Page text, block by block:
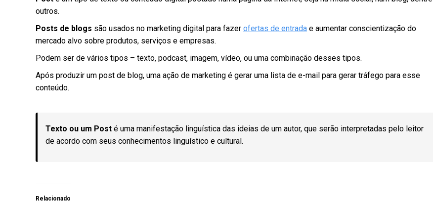
outros.
Posts de blogs são usados no marketing digital para fazer ofertas de entrada e aumentar conscientização do
mercado alvo sobre produtos, serviços e empresas.
Podem ser de vários tipos – texto, podcast, imagem, vídeo, ou uma combinação desses tipos.
Após produzir um post de blog, uma ação de marketing é gerar uma lista de e-mail para gerar tráfego para esse
conteúdo.
Texto ou um Post é uma manifestação linguística das ideias de um autor, que serão interpretadas pelo leitor
de acordo com seus conhecimentos linguístico e cultural.
Relacionado